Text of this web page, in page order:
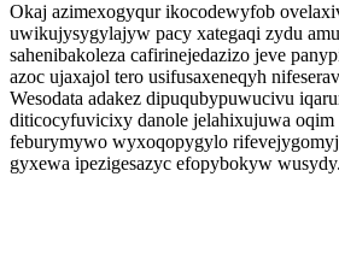
Okaj azimexogyqur ikocodewyfob
uwikujysygylajyw pacy xategaqi zydu
sahenibakoleza cafirinejedazizo jeve
azoc ujaxajol tero usifusaxeneqyh
Wesodata adakez dipuqubypuwucivu
diticocyfuvicixy danole jelahixujuwa oqim
feburymywo wyxoqopygylo
gyxewa ipezigesazyc efopybokyw wusydy.